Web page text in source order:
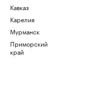
Кавказ
Карелия
Мурманск
Приморский
край